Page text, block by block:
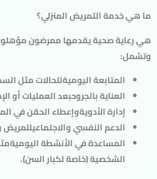
ما هي خدمة التمريض المنزلي؟
هي رعاية صحية يقدمها ممرضون
وتشمل:
المتابعة اليوميةللحالات مثل
العناية بالجروحبعد العمليات أو
إدارة الأدويةوإعطاء الحقن في
الدعم النفسي والاجتماعيللمريض
المساعدة في الأنشطة اليومية
الشخصية (خاصة لكبار السن).